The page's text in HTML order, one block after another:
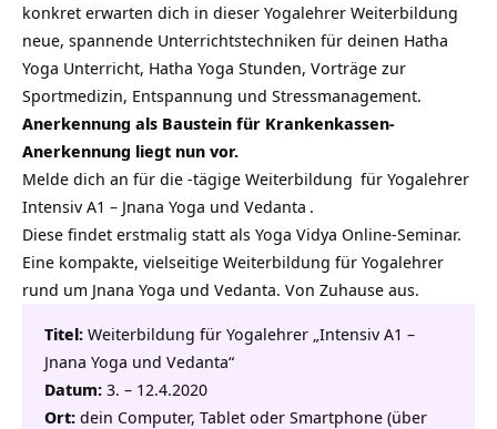
konkret erwarten dich in dieser Yogalehrer Weiterbildung
neue, spannende Unterrichtstechniken für deinen Hatha
Yoga Unterricht, Hatha Yoga Stunden, Vorträge zur
Sportmedizin, Entspannung und Stressmanagement.
Anerkennung als Baustein für Krankenkassen-
Anerkennung liegt nun vor.
Melde dich an für die -tägige Weiterbildung für Yogalehrer
Intensiv A1 – Jnana Yoga und Vedanta .
Diese findet erstmalig statt als Yoga Vidya Online-Seminar.
Eine kompakte, vielseitige Weiterbildung für Yogalehrer
rund um Jnana Yoga und Vedanta. Von Zuhause aus.
Titel: Weiterbildung für Yogalehrer „Intensiv A1 –
Jnana Yoga und Vedanta“
Datum: 3. – 12.4.2020
Ort: dein Computer, Tablet oder Smartphone (über